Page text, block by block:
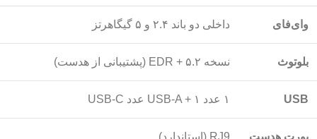
وای‌فای داخلی دو باند ۲.۴ و ۵ گیگاهرتز
بلوتوث نسخه ۵.۲ + EDR (پشتیبانی از هدست)
USB ۱ عدد USB-A + ۱ عدد USB-C
پورت هدست RJ9 (استاندارد)